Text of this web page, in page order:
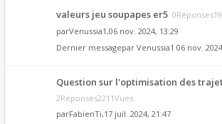
valeurs jeu soupapes er5
parVenussia1,06 nov. 2024, 13:29
Dernier messagepar Venussia1 06 nov.
Question sur l'optimisation des
2Réponses2211Vues
parFabienTi,17 juil. 2024, 21:47